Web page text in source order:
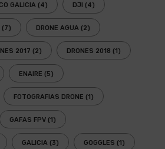
GALICIA (4) DJI (4)
(7) DRONE AGUA (2)
2017 (2) DRONES 2018 (1)
ENAIRE (5)
FOTOGRAFIAS DRONE (1)
GAFAS FPV (1)
GALICIA (3) GOGGLES (1)